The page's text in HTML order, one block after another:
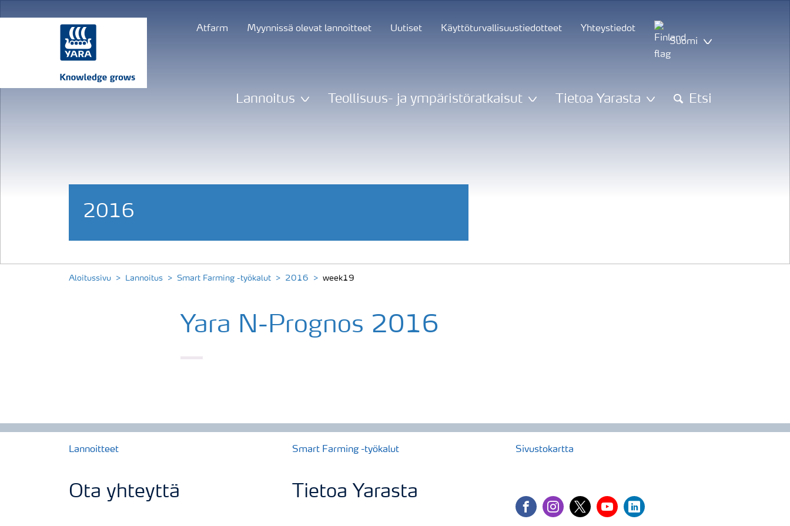
Atfarm Myynnissä olevat lannoitteet Uutiset Käyttöturvallisuustiedotteet
Yhteystiedot
Suomi
Lannoitus Teollisuus- ja ympäristöratkaisut Tietoa Yarasta Etsi
2016
Aloitussivu Lannoitus Smart Farming -työkalut 2016 week19
Yara N-Prognos 2016
Lannoitteet Smart Farming -työkalut Sivustokartta
Ota yhteyttä Tietoa Yarasta
facebookinstagram
twitteryoutubelinkedin